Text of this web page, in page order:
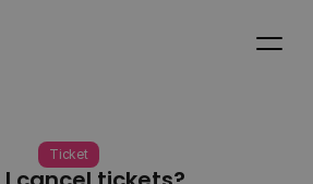
Ticket